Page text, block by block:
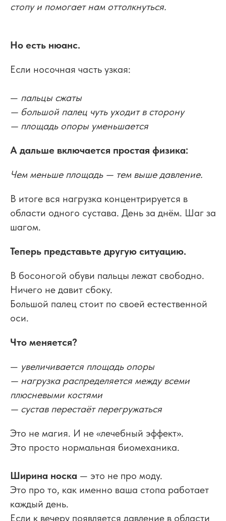
стопу и помогает нам оттолкнуться.
Но есть нюанс.
Если носочная часть узкая:
— пальцы сжаты
— большой палец чуть уходит в сторону
— площадь опоры уменьшается
А дальше включается простая физика:
Чем меньше площадь — тем выше давление.
В итоге вся нагрузка концентрируется в
области одного сустава. День за днём. Шаг за
шагом.
Теперь представьте другую ситуацию.
В босоногой обуви пальцы лежат свободно.
Ничего не давит сбоку.
Большой палец стоит по своей естественной
оси.
Что меняется?
— увеличивается площадь опоры
— нагрузка распределяется между всеми
плюсневыми костями
— сустав перестаёт перегружаться
Это не магия. И не «лечебный эффект».
Это просто нормальная биомеханика.
Ширина носка — это не про моду.
Это про то, как именно ваша стопа работает
каждый день.
Если к вечеру появляется давление в области